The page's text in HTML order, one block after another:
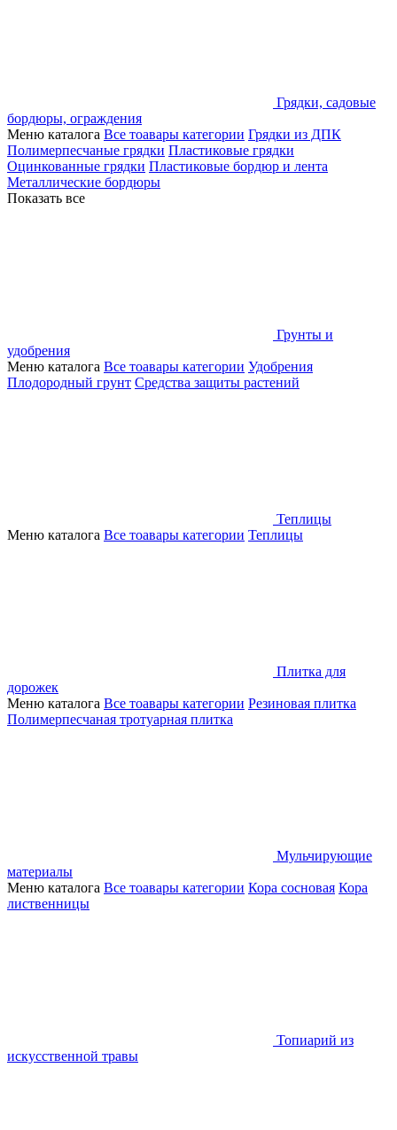
Грядки, садовые
бордюры, ограждения
Меню каталога Все тоавары категории Грядки из ДПК
Полимерпесчаные грядки Пластиковые грядки
Оцинкованные грядки Пластиковые бордюр и лента
Металлические бордюры
Показать все
Грунты и
удобрения
Меню каталога Все тоавары категории Удобрения
Плодородный грунт Средства защиты растений
Теплицы
Меню каталога Все тоавары категории Теплицы
Плитка для
дорожек
Меню каталога Все тоавары категории Резиновая плитка
Полимерпесчаная тротуарная плитка
Мульчирующие
материалы
Меню каталога Все тоавары категории Кора сосновая Кора
лиственницы
Топиарий из
искусственной травы